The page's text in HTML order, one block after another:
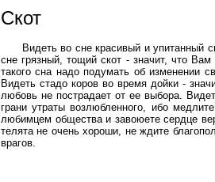
Скот
Видеть во сне красивый и упитанный
сне грязный, тощий скот - значит, что
такого сна надо подумать об изменении
Видеть стадо коров во время дойки -
любовь не пострадает от ее выбора.
грани утраты возлюбленного, ибо
любимцем общества и завоюете сердце
телята не очень хороши, не ждите
врагов.